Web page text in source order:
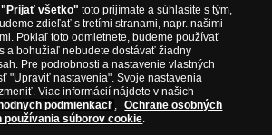
"Prijať všetko" toto prijímate a súhlasíte s tým,
zdieľať s tretími stranami, napr. našimi
Pokiaľ toto odmietnete, budeme používať
a bohužiaľ nebudete dostávať žiadny
Pre podrobnosti a nastavenie vlastných
"Upraviť nastavenia". Svoje nastavenia
Viac informácií nájdete v našich
podmienkach ,
Ochrane osobných
používania súborov cookie.